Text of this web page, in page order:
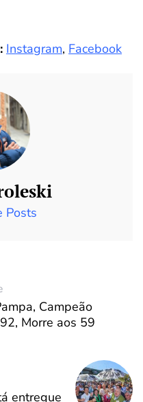
Instagram, Facebook
Posts
Campeão
Morre aos 59
entregue